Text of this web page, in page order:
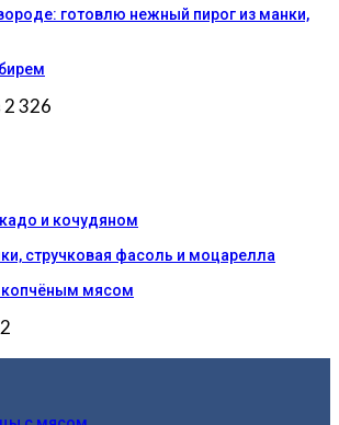
готовлю нежный пирог из манки,
2 326
и кочудяном
стручковая фасоль и моцарелла
копчёным мясом